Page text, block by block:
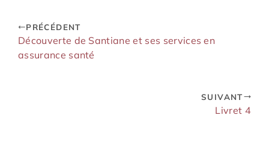
PRÉCÉDENT
Découverte de Santiane et ses services en
assurance santé
SUIVANT
Livret 4